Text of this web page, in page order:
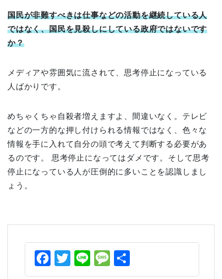
国民が非難すべきは仕事などの活動を継続している人
ではなく、国民を見殺しにしている政府ではないです
か？
メディアや雰囲気に流されて、思考停止になっている
人ばかりです。
めちゃくちゃ自殺者増えますよ、間違いなく。テレビ
などの一方的な押し付けられる情報ではなく、色々な
情報を手に入れて自分の頭で考えて判断する必要があ
るのです。 思考停止になってはダメです。そして思考
停止になっている人が圧倒的に多いことを認識しまし
ょう。
Facebook
Twitter
LineMessage
有